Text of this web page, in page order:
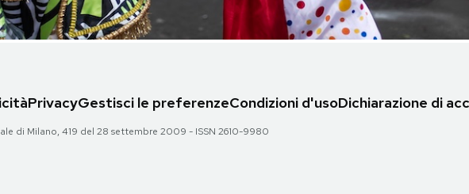
PrivacyGestisci le preferenzeCondizioni d'usoDichiarazione di
di Milano, 419 del 28 settembre 2009 - ISSN 2610-9980